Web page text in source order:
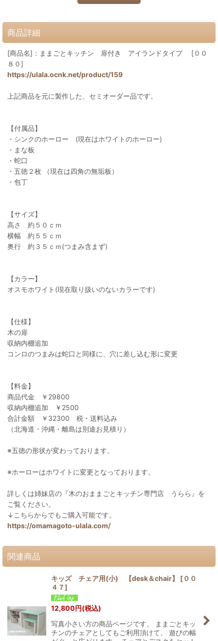
商品詳細
[商品名]：ままごとキッチン 扉付き アイランドタイプ [００
８０]
https://ulala.ocnk.net/product/159
上記商品を元に製作した、セミオーダー品です。
【付属品】
・シンクのホーロー (現在はホワイトのホーロー)
・まな板
・蛇口
・五徳２枚 （現在は四角の無垢板）
・包丁
【サイズ】
高さ 約５０ｃｍ
横幅 約５５ｃｍ
奥行 約３５ｃｍ(つまみ含まず)
【カラー】
オスモホワイト(現在取り扱いのないカラーです)
【仕様】
木の扉
収納内棚追加
コンロのつまみは蛇口と同様に、穴に差し込む形に変更
【料金】
商品代金 ￥29800
収納内棚追加 ￥2500
合計金額 ￥32300 税・送料込み
（北海道・沖縄・離島は別途お見積り）
※五徳の形状が変わっております。
※ホーローはホワイトに変更となっております。
詳しくは姉妹店の『木のおままごとキッチン専門店 うらら』を
ご覧ください。
↓こちらからでもご購入可能です。
https://omamagoto-ulala.com/
関連商品
キッズ チェア用(小) 【desk＆chair】 [００
４７]
12,800円(税込)
写真小さい方の商品ページです。 ままごとキッ
チンのチェアとしてもご利用頂けて、 遊びの幅